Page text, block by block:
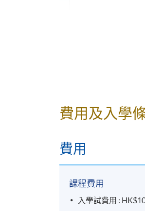
日期: 2026年9月19
費用及入學
費用
課程費用
入學試費用 :